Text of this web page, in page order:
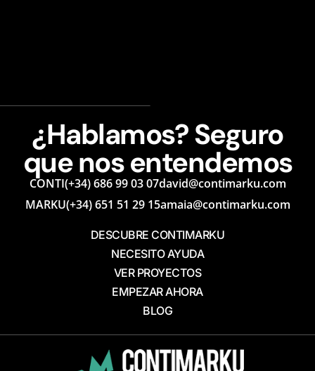
¿Hablamos? Seguro
que nos entendemos
CONTI(+34) 686 99 03 07david@contimarku.com
MARKU(+34) 651 51 29 15amaia@contimarku.com
DESCUBRE CONTIMARKU
NECESITO AYUDA
VER PROYECTOS
EMPEZAR AHORA
BLOG